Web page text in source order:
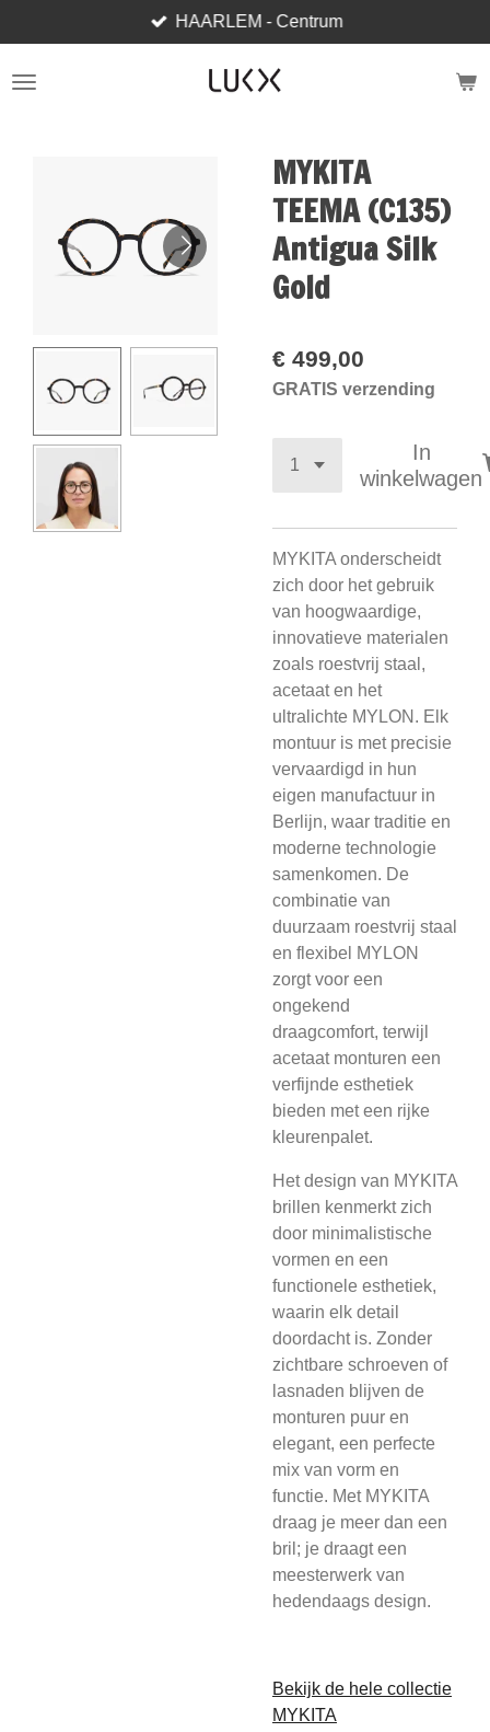
direct
naar
HAARLEM - Centrum
MYKITA
TEEMA (C135)
Antigua Silk
Gold
€ 499,00
GRATIS verzending
In
winkelwagen
MYKITA onderscheidt
zich door het gebruik
van hoogwaardige,
innovatieve materialen
zoals roestvrij staal,
acetaat en het
ultralichte MYLON. Elk
montuur is met precisie
vervaardigd in hun
eigen manufactuur in
Berlijn, waar traditie en
moderne technologie
samenkomen. De
combinatie van
duurzaam roestvrij staal
en flexibel MYLON
zorgt voor een
ongekend
draagcomfort, terwijl
acetaat monturen een
verfijnde esthetiek
bieden met een rijke
kleurenpalet.
Het design van MYKITA
brillen kenmerkt zich
door minimalistische
vormen en een
functionele esthetiek,
waarin elk detail
doordacht is. Zonder
zichtbare schroeven of
lasnaden blijven de
monturen puur en
elegant, een perfecte
mix van vorm en
functie. Met MYKITA
draag je meer dan een
bril; je draagt een
meesterwerk van
hedendaags design.
Bekijk de hele collectie
MYKITA